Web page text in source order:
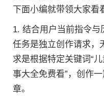
下面小编就带领大家看
1. 结合用户当前指令
任务是独立创作请求，
求是根据特定关键词“
事大全免费看”，创作
章。